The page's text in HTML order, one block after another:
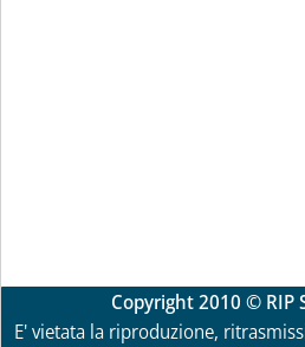
Copyright 2010 © RIP
E' vietata la riproduzione,